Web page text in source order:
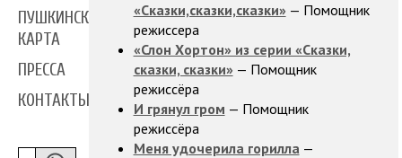
ПУШКИНСКАЯ
КАРТА
ПРЕССА
КОНТАКТЫ
«Сказки,сказки,сказки» — Помощник
режиссера
«Слон Хортон» из серии «Сказки,
сказки, сказки» — Помощник
режиссёра
И грянул гром — Помощник
режиссёра
Меня удочерила горилла—